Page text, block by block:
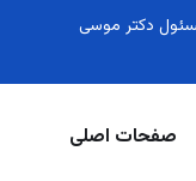
مترجم مسئول دکتر موسی
صفحات اصلی